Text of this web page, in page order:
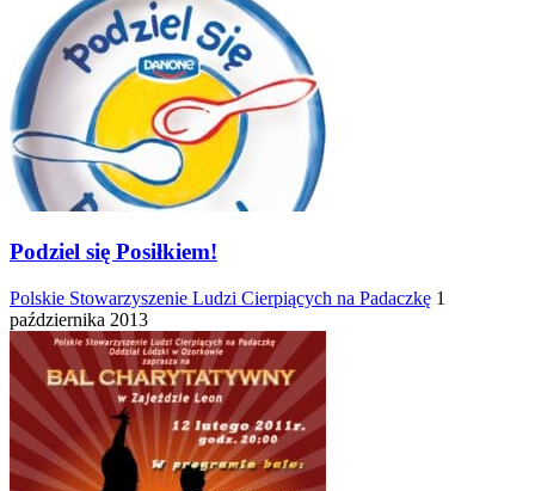
Podziel się Posiłkiem!
Polskie Stowarzyszenie Ludzi Cierpiących na Padaczkę 1
października 2013